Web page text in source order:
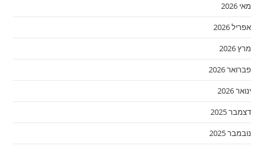
מאי 2026
אפריל 2026
מרץ 2026
פברואר 2026
ינואר 2026
דצמבר 2025
נובמבר 2025